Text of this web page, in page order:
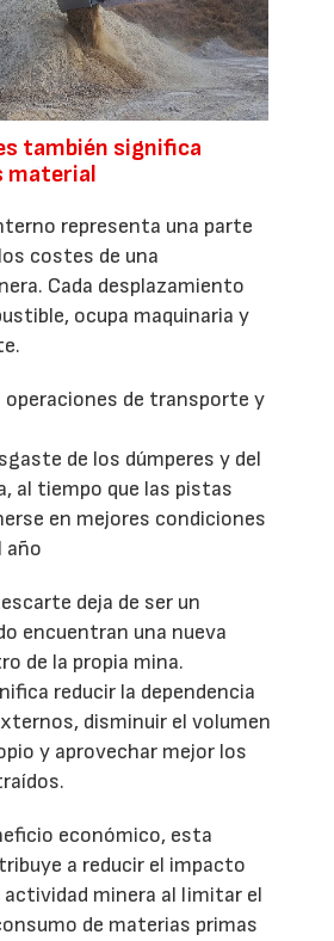
también significa
material
representa una parte
costes de una
Cada desplazamiento
ocupa maquinaria y
operaciones de transporte y
de los dúmperes y del
al tiempo que las pistas
en mejores condiciones
año
deja de ser un
encuentran una nueva
de la propia mina.
reducir la dependencia
disminuir el volumen
y aprovechar mejor los
económico, esta
a reducir el impacto
actividad minera al limitar el
de materias primas